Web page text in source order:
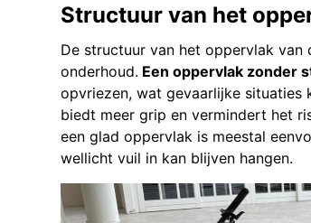
Structuur van het
De structuur van het oppervlak
onderhoud. Een oppervlak zonder
opvriezen, wat gevaarlijke situaties
biedt meer grip en vermindert het
een glad oppervlak is meestal
wellicht vuil in kan blijven hangen.